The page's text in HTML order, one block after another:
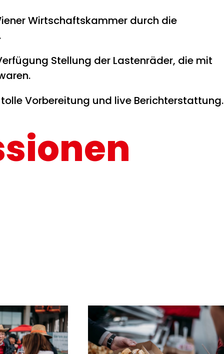
Wirtschaftskammer durch die
Stellung der Lastenräder, die mit
Vorbereitung und live Berichterstattung.